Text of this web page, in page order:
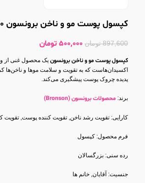
کپسول پوست مو و ناخن برونسون 60 عددی
897,600 تومان 500,000تومان
کپسول پوست مو و ناخن برونسون یک محصول غنی از
اکسیدان‌هاست که به تقویت و سلامت موها و ناخن‌ها
پدیده چروک پوست پیشگیری می‌کند.
برند: محصولات برونسون (Bronson)
کارایی: تقویت رشد ناخن, تقویت کننده پوست, تقویت
فرم محصول: کپسول
رده سنی: بزرگسالان
جنسیت: آقایان, خانم ها